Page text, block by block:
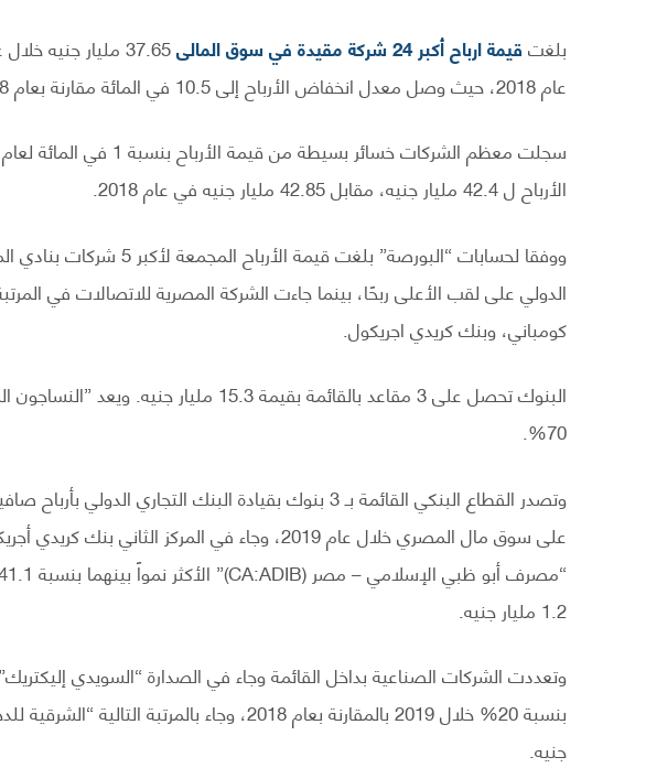
بلغتقيمة ارباح أكبر 24 شركة مقيدة في سوق المالى
عام 2018، حيث وصل معدل انخفاض الأرباح إلى 10.5 في المائة مقارنة بعام 2018.
الأرباح ل 42.4 مليار جنيه، مقابل 42.85 مليار جنيه في عام 2018.
الدولي على لقب الأعلى ربحًا، بينما جاءت الشركة المصرية للاتصالات في
كومباني، وبنك كريدي اجريكول.
البنوك تحصل على 3 مقاعد بالقائمة بقيمة 15.3
70%.
1.2 مليار جنيه.
جنيه.